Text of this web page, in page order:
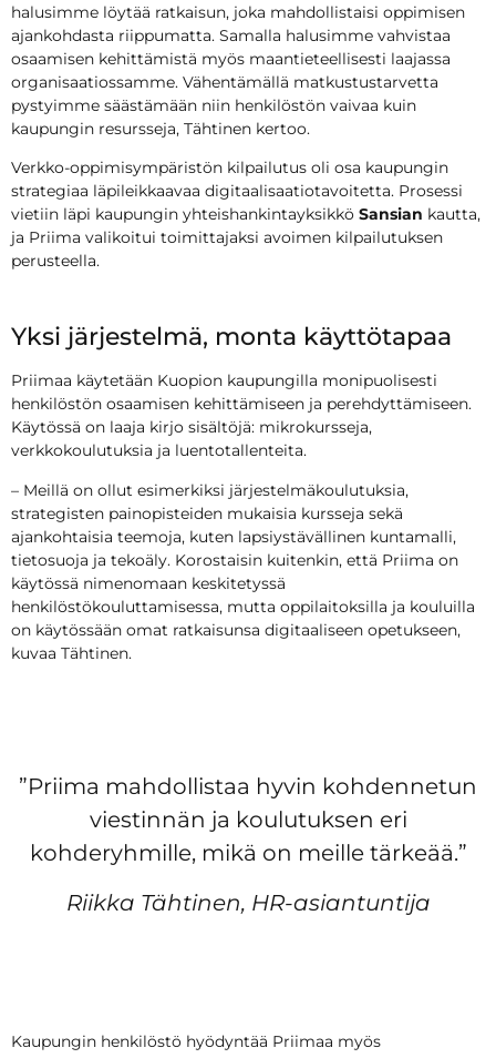
halusimme löytää ratkaisun, joka mahdollistaisi oppimisen
ajankohdasta riippumatta. Samalla halusimme vahvistaa
osaamisen kehittämistä myös maantieteellisesti laajassa
organisaatiossamme. Vähentämällä matkustustarvetta
pystyimme säästämään niin henkilöstön vaivaa kuin
kaupungin resursseja, Tähtinen kertoo.
Verkko-oppimisympäristön kilpailutus oli osa kaupungin
strategiaa läpileikkaavaa digitaalisaatiotavoitetta. Prosessi
vietiin läpi kaupungin yhteishankintayksikkö Sansian kautta,
ja Priima valikoitui toimittajaksi avoimen kilpailutuksen
perusteella.
Yksi järjestelmä, monta käyttötapaa
Priimaa käytetään Kuopion kaupungilla monipuolisesti
henkilöstön osaamisen kehittämiseen ja perehdyttämiseen.
Käytössä on laaja kirjo sisältöjä: mikrokursseja,
verkkokoulutuksia ja luentotallenteita.
– Meillä on ollut esimerkiksi järjestelmäkoulutuksia,
strategisten painopisteiden mukaisia kursseja sekä
ajankohtaisia teemoja, kuten lapsiystävällinen kuntamalli,
tietosuoja ja tekoäly. Korostaisin kuitenkin, että Priima on
käytössä nimenomaan keskitetyssä
henkilöstökouluttamisessa, mutta oppilaitoksilla ja kouluilla
on käytössään omat ratkaisunsa digitaaliseen opetukseen,
kuvaa Tähtinen.
”Priima mahdollistaa hyvin kohdennetun
viestinnän ja koulutuksen eri
kohderyhmille, mikä on meille tärkeää.”
Riikka Tähtinen, HR-asiantuntija
Kaupungin henkilöstö hyödyntää Priimaa myös